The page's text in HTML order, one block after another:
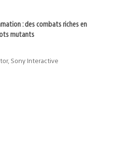
: des combats riches en
mutants
Sony Interactive